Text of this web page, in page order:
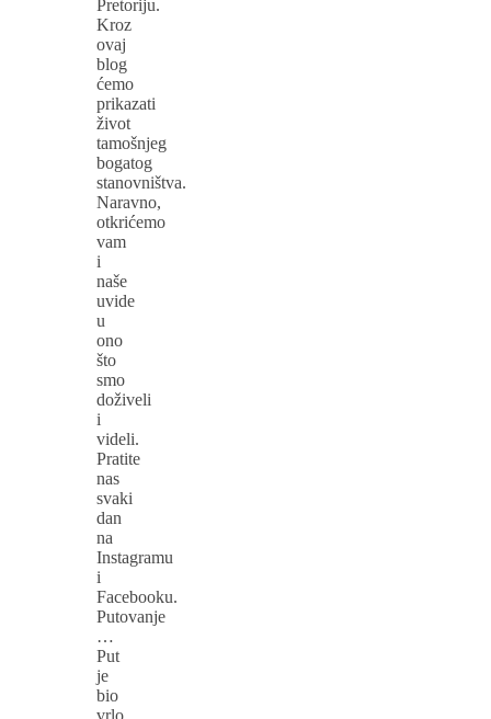
Pretoriju.
Kroz
ovaj
blog
ćemo
prikazati
život
tamošnjeg
bogatog
stanovništva.
Naravno,
otkrićemo
vam
i
naše
uvide
u
ono
što
smo
doživeli
i
videli.
Pratite
nas
svaki
dan
na
Instagramu
i
Facebooku.
Putovanje
…
Put
je
bio
vrlo